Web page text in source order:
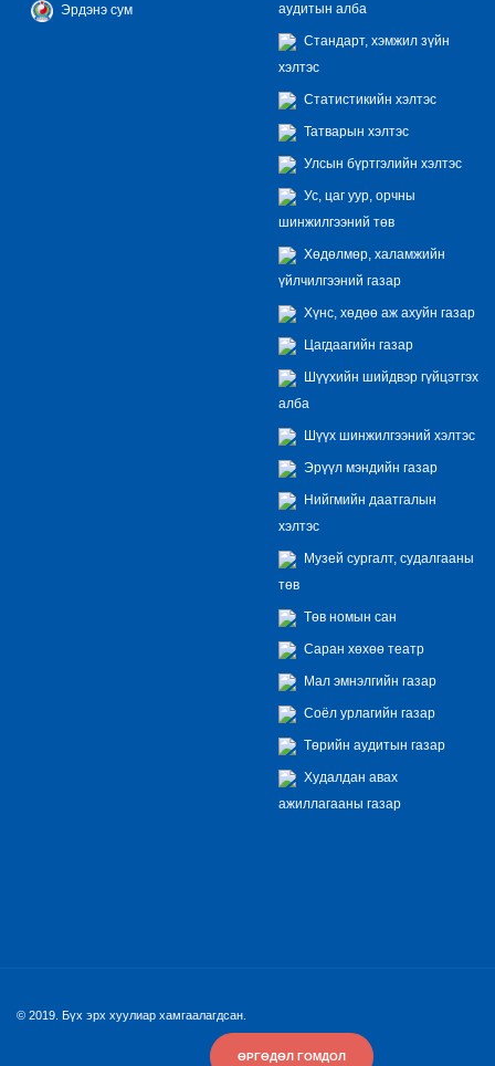
ӨРГӨДӨЛ ГОМДОЛ
Эрдэнэ сум
аудитын алба
Стандарт, хэмжил зүйн
хэлтэс
Статистикийн хэлтэс
Татварын хэлтэс
Улсын бүртгэлийн хэлтэс
Ус, цаг уур, орчны
шинжилгээний төв
Хөдөлмөр, халамжийн
үйлчилгээний газар
Хүнс, хөдөө аж ахуйн газар
Цагдаагийн газар
Шүүхийн шийдвэр гүйцэтгэх
алба
Шүүх шинжилгээний хэлтэс
Эрүүл мэндийн газар
Нийгмийн даатгалын
хэлтэс
Музей сургалт, судалгааны
төв
Төв номын сан
Саран хөхөө театр
Мал эмнэлгийн газар
Соёл урлагийн газар
Төрийн аудитын газар
Худалдан авах
ажиллагааны газар
© 2019. Бүх эрх хуулиар хамгаалагдсан.